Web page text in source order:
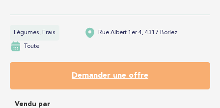
Légumes, Frais Rue Albert 1er 4, 4317 Borlez
Toute
Demander une offre
Vendu par